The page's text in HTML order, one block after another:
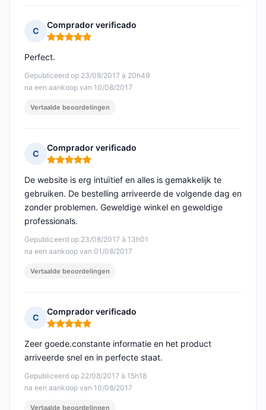
C
Comprador verificado
Opmerking: 5 van 5
Gepubliceerd op 23/08/2017 à 20h49
na een aankoop van 10/08/2017
Perfect.
Vertaalde beoordelingen
C
Comprador verificado
Opmerking: 5 van 5
Gepubliceerd op 23/08/2017 à 13h01
na een aankoop van 01/08/2017
De website is erg intuïtief en alles is gemakkelijk te
gebruiken. De bestelling arriveerde de volgende dag en
zonder problemen. Geweldige winkel en geweldige
professionals.
Vertaalde beoordelingen
C
Comprador verificado
Opmerking: 5 van 5
Gepubliceerd op 22/08/2017 à 15h18
na een aankoop van 10/08/2017
Zeer goede.constante informatie en het product
arriveerde snel en in perfecte staat.
Vertaalde beoordelingen